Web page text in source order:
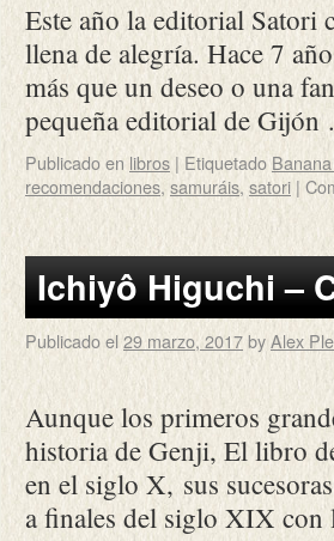
Este año la editorial Satori
llena de alegría. Hace 7
más que un deseo o una
pequeña editorial de
Publicado en libros | Etiquetado
recomendaciones, samuráis, satori |
Ichiyô Higuchi –
Publicado el29 marzo, 2017byAlex
Aunque los primeros
historia de Genji, El libro
en el siglo X, sus
a finales del siglo XIX